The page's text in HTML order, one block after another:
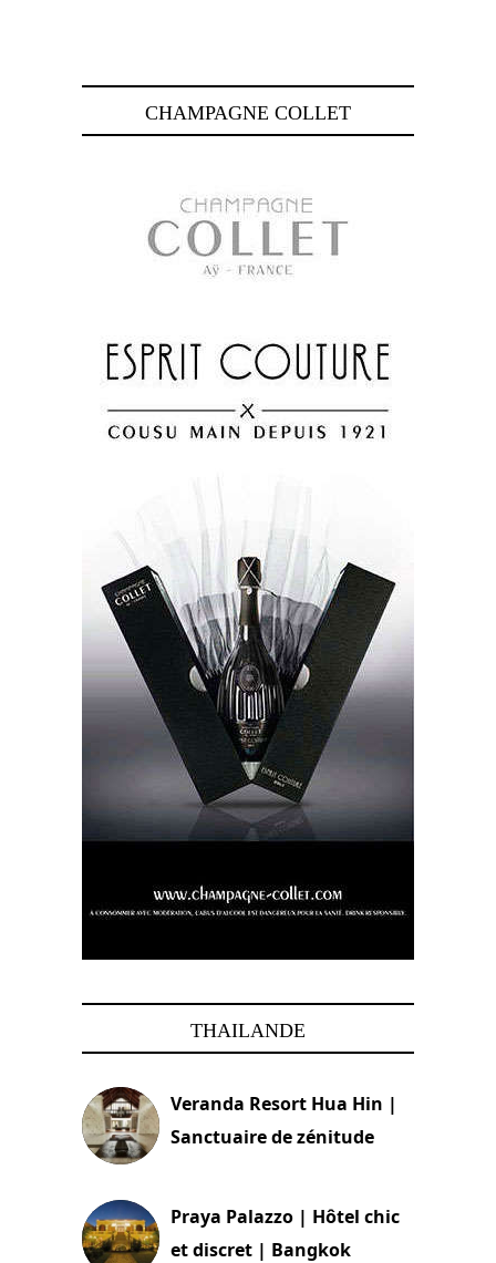
CHAMPAGNE COLLET
THAILANDE
Veranda Resort Hua Hin |
Sanctuaire de zénitude
Praya Palazzo | Hôtel chic
et discret | Bangkok